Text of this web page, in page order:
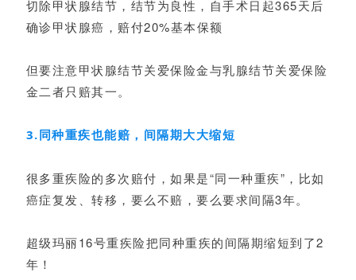
切除甲状腺结节，结节为良性，自手术日起365天后
确诊甲状腺癌，赔付20%基本保额
但要注意甲状腺结节关爱保险金与乳腺结节关爱保险
金二者只赔其一。
3.同种重疾也能赔，间隔期大大缩短
很多重疾险的多次赔付，如果是“同一种重疾”，比如
癌症复发、转移，要么不赔，要么要求间隔3年。
超级玛丽16号重疾险把同种重疾的间隔期缩短到了2
年！